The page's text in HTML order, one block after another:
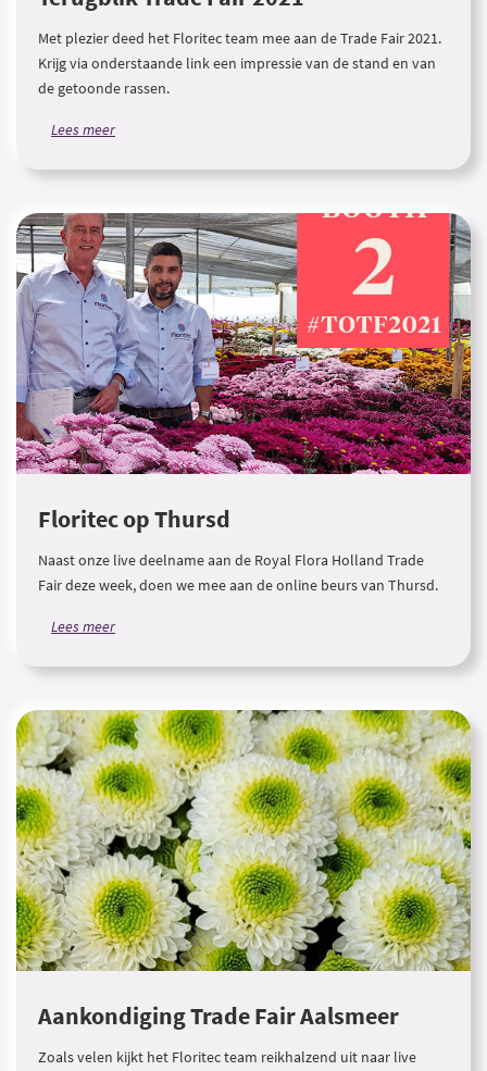
Met plezier deed het Floritec team mee aan de Trade Fair 2021.
Krijg via onderstaande link een impressie van de stand en van
de getoonde rassen.
Lees meer
Floritec op Thursd
Naast onze live deelname aan de Royal Flora Holland Trade
Fair deze week, doen we mee aan de online beurs van Thursd.
Lees meer
Aankondiging Trade Fair Aalsmeer
Zoals velen kijkt het Floritec team reikhalzend uit naar live